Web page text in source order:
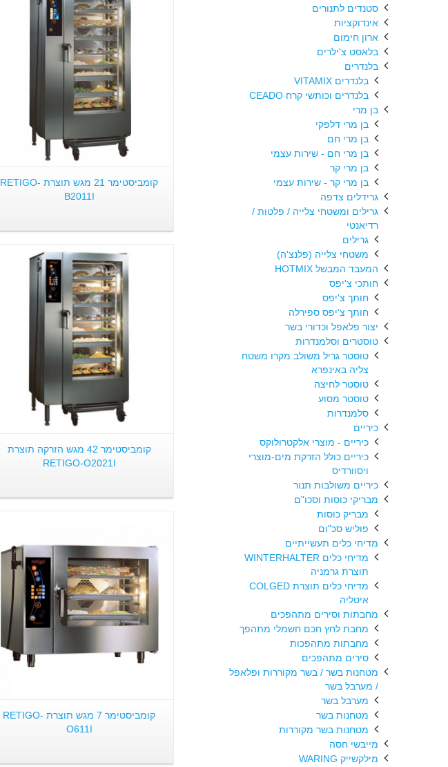
פרטים:
קומביסטימר 21 מגש תוצרת RETIGO-
B2011I
פרטים:
קומביסטימר 42 מגש הזרקה תוצרת
RETIGO-O2021I
פרטים:
קומביסטימר 7 מגש תוצרת RETIGO-
O611I
סטנדים לתנורים
אינדוקציות
ארון חימום
בלאסט צ'ילרים
בלנדרים
בלנדרים VITAMIX
בלנדרים וכותשי קרח CEADO
בן מרי
בן מרי דלפקי
בן מרי חם
בן מרי חם - שירות עצמי
בן מרי קר
בן מרי קר - שירות עצמי
גרידלים צדפה
גרילים ומשטחי צלייה / פלטות /
רדיאנטי
גרילים
משטחי צלייה (פלנצ'ה)
המעבד המבשל HOTMIX
חותכי צ'יפס
חותך צ'יפס
חותך צ'יפס ספירלה
יצור פלאפל וכדורי בשר
טוסטרים וסלמנדרות
טוסטר גריל משולב מקרו משטח
צליה באינפרא
טוסטר לחיצה
טוסטר מסוע
סלמנדרות
כיריים
כיריים - מוצרי אלקטרולוקס
כיריים כולל הזרקת מים-מוצרי
ויסוורדיס
כיריים משולבות תנור
מבריקי כוסות וסכו"ם
מבריק כוסות
פוליש סכ"ום
מדיחי כלים תעשייתיים
מדיחי כלים WINTERHALTER
תוצרת גרמניה
מדיחי כלים תוצרת COLGED
איטליה
מחבתות וסירים מתהפכים
מחבת לחץ חכם חשמלי מתהפך
מחבתות מתהפכות
סירים מתהפכים
מטחנות בשר / בשר מקוררות ופלאפל
/ מערבל בשר
מערבל בשר
מטחנות בשר
מטחנות בשר מקוררות
מייבשי חסה
מילקשייק WARING